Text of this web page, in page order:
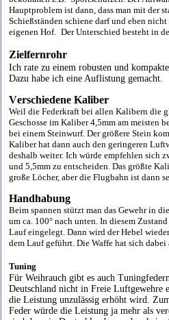
Hauptproblem ist dann, dass man mit der
Schießständen schiene darf und eben
eigenen Hof. Der Unterschied besteht in
Zielfernrohr
Ich rate zu einem robusten und
Dazu habe ich eine Auflistung gemacht.
Verschiedene Kaliber
Weil die Federkraft bei allen Kalibern die
Geschosse im Kaliber 4,5mm am meisten
bei einem Steinwurf. Der größere Stein
Kaliber hat dann auch den geringeren
deshalb weiter. Ich würde empfehlen sich
und 5,5mm zu entscheiden. Das größte
große Löcher, aber die Flugbahn ist dann
Handhabung
Beim spannen stützt man das Gewehr in
um ca. 100° nach unten. In diesem
Lauf eingelegt. Dann wird der Hebel
dem Lauf geführt. Die Waffe hat sich
Tuning
Für Weihrauch gibt es auch
Deutschland nicht in Freie Luftgewehre
die Leistung unzulässig erhöht wird.
Feder würde die Leistung ja mehr als